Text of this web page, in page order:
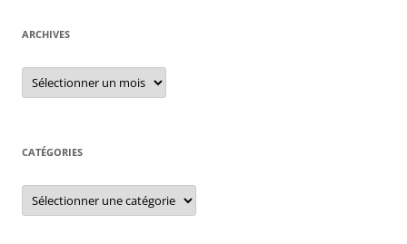
ARCHIVES
Archives
CATÉGORIES
Catégories